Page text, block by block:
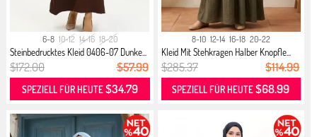
6-8 10-12 14-16 18-20
Steinbedrucktes Kleid 0406-07 Dunke...
$172.00 $57.99
SPEZIELL FÜR HEUTE$34.79
8-10 12-14 16-18 20-22
Kleid Mit Stehkragen Halber Knopfle...
$285.37 $114.99
SPEZIELL FÜR HEUTE$68.99